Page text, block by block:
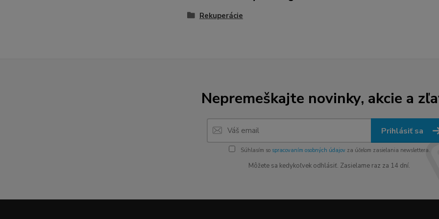
Rekuperácie
Nepremeškajte novinky, akcie a
Prihlásiť sa
Súhlasím so spracovaním osobných údajovza účelom zasielania newslettera.
Môžete sa kedykoľvek odhlásiť. Zasielame raz za 14 dní.